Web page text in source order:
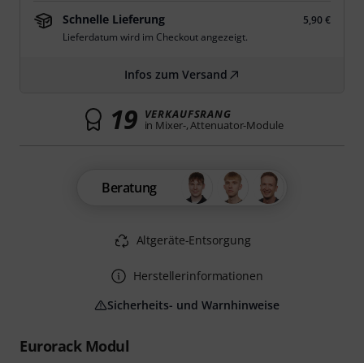
Eurorack Modul
Schnelle Lieferung
5,90 €
Lieferdatum wird im Checkout angezeigt.
Infos zum Versand
19 VERKAUFSRANG
in Mixer-, Attenuator-Module
Beratung
Altgeräte-Entsorgung
Herstellerinformationen
Sicherheits- und Warnhinweise